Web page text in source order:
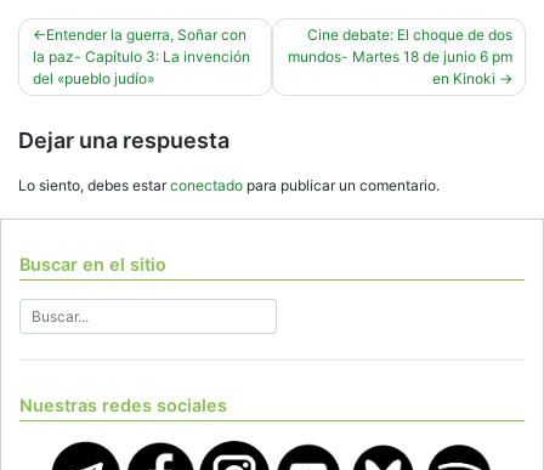
Navegación
de
entradas
Entender la guerra, Soñar con
la paz- Capítulo 3: La invención
del «pueblo judío»
Cine debate: El choque de dos
mundos- Martes 18 de junio 6 pm
en Kinoki
Dejar una respuesta
Lo siento, debes estarconectado para publicar un comentario.
Buscar en el sitio
Nuestras redes sociales